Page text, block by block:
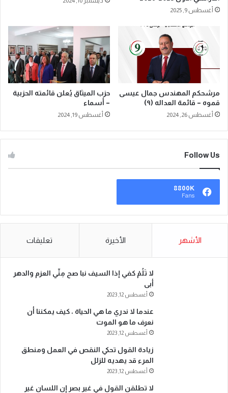
أغسطس 9, 2025
مرشحكم المهندس جمال عيسى
قموه – قائمة العداله (٩)
أغسطس 26, 2024
حزب الميثاق يُعلن قائمته الحزبية
– أسماء
أغسطس 19, 2024
Follow Us
8800K
Fans
الأشهر الأخيرة تعليقات
لا تَلُمْ كفي إذا السيف نبا صح مِنِّي العزم والدهر
أبى
أغسطس 12, 2023
عندما لا ندري ما هي الحياة ، كيف يمكننا أن
نعرف ما هو الموت
أغسطس 12, 2023
زيادة القول تحكي النقص في العمل ومنطق
المرء قد يهديه للزلل
أغسطس 12, 2023
لا تطلقن القول في غير بصر إن اللسان غير